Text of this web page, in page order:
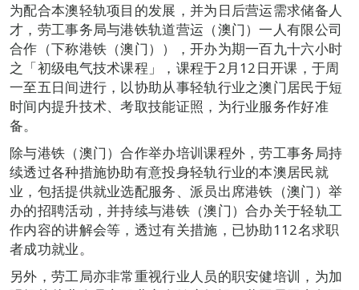
为配合本澳轻轨项目的发展，并为日后营运需求储备人
才，劳工事务局与港铁轨道营运（澳门）一人有限公司
合作（下称港铁（澳门）），开办为期一百九十六小时
之「初级电气技术课程」，课程于2月12日开课，于周
一至五日间进行，以协助从事轻轨行业之澳门居民于短
时间内提升技术、考取技能证照，为行业服务作好准
备。
除与港铁（澳门）合作举办培训课程外，劳工事务局持
续透过各种措施协助有意投身轻轨行业的本澳居民就
业，包括提供就业选配服务、派员出席港铁（澳门）举
办的招聘活动，并持续与港铁（澳门）合办关于轻轨工
作内容的讲解会等，透过有关措施，已协助112名求职
者成功就业。
另外，劳工局亦非常重视行业人员的职安健培训，为加